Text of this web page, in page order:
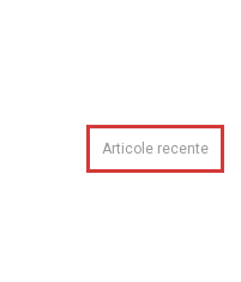
Articole recente